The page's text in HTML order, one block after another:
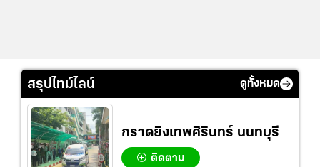
สรุปไทม์ไลน์ ดูทั้งหมด
กราดยิงเทพศิรินทร์ นนทบุรี
ติดตาม